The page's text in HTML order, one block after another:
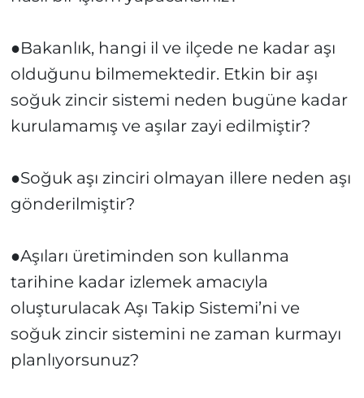
●Bakanlık, hangi il ve ilçede ne kadar aşı
olduğunu bilmemektedir. Etkin bir aşı
soğuk zincir sistemi neden bugüne kadar
kurulamamış ve aşılar zayi edilmiştir?
●Soğuk aşı zinciri olmayan illere neden aşı
gönderilmiştir?
●Aşıları üretiminden son kullanma
tarihine kadar izlemek amacıyla
oluşturulacak Aşı Takip Sistemi’ni ve
soğuk zincir sistemini ne zaman kurmayı
planlıyorsunuz?